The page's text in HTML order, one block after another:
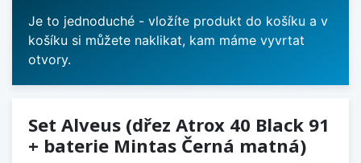
Je to jednoduché - vložíte produkt do košíku a v
košíku si můžete naklikat, kam máme vyvrtat
otvory.
Set Alveus (dřez Atrox 40 Black 91
+ baterie Mintas Černá matná)